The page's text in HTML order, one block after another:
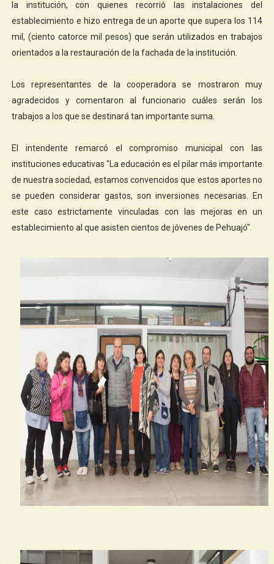
la institución, con quienes recorrió las instalaciones del
establecimiento e hizo entrega de un aporte que supera los 114
mil, (ciento catorce mil pesos) que serán utilizados en trabajos
orientados a la restauración de la fachada de la institución.
Los representantes de la cooperadora se mostraron muy
agradecidos y comentaron al funcionario cuáles serán los
trabajos a los que se destinará tan importante suma.
El intendente remarcó el compromiso municipal con las
instituciones educativas "La educación es el pilar más importante
de nuestra sociedad, estamos convencidos que estos aportes no
se pueden considerar gastos, son inversiones necesarias. En
este caso estrictamente vinculadas con las mejoras en un
establecimiento al que asisten cientos de jóvenes de Pehuajó".